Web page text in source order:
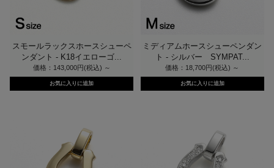
スモールラックスホースシューペ
ンダント - K18イエローゴ...
価格：143,000円(税込) ～
ミディアムホースシューペンダン
ト - シルバー SYMPAT...
価格：18,700円(税込) ～